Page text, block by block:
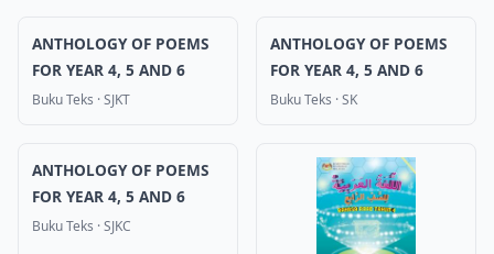
ANTHOLOGY OF POEMS
FOR YEAR 4, 5 AND 6
Buku Teks ·SJKT
ANTHOLOGY OF POEMS
FOR YEAR 4, 5 AND 6
Buku Teks ·SK
ANTHOLOGY OF POEMS
FOR YEAR 4, 5 AND 6
Buku Teks ·SJKC